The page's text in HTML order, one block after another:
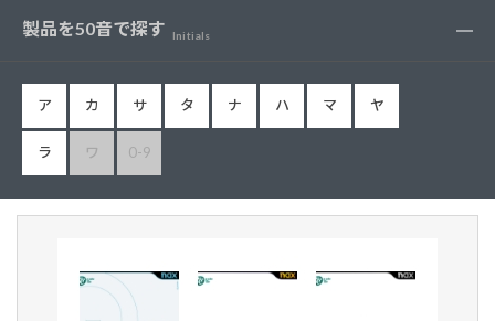
製品を50音で探す Initials
ア カ サ タ ナ ハ マ ヤ
ラ ワ 0-9